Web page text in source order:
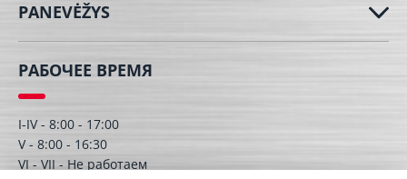
PANEVĖŽYS
РАБОЧЕЕ ВРЕМЯ
I-IV - 8:00 - 17:00
V - 8:00 - 16:30
VI - VII - Hе работаем